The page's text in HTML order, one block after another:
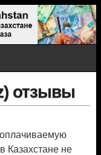
отзывы
Казахстане не